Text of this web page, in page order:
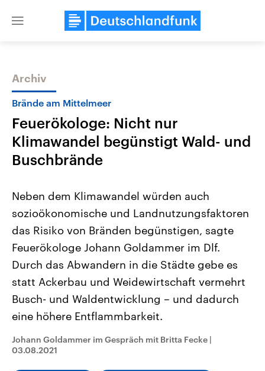
Close
Themen
2026
Alle Informationen
Sachsen-Anhalt wählt am 6.
September 2026 einen neuen
Landtag. Seit 2021 wird das
Bundesland von einer Koalition aus
Umfragen, Prognosen,
und Hintergründe zu den Parteien
und Kandidaten der anstehenden
Wahl.
Aktuelle Beiträge,
Hintergründe
Wirtschaftlich und
gehören die Vereinigten
den mächtigsten Ländern
mit großem Einfluss auf
aktuelle Weltgeschehen.
Sendungen Programm Podcasts
Archiv
Brände am Mittelmeer
Feuerökologe: Nicht nur
Klimawandel begünstigt Wald- und
Buschbrände
Neben dem Klimawandel würden auch
sozioökonomische und Landnutzungsfaktoren
das Risiko von Bränden begünstigen, sagte
Feuerökologe Johann Goldammer im Dlf.
Durch das Abwandern in die Städte gebe es
statt Ackerbau und Weidewirtschaft vermehrt
Busch- und Waldentwicklung – und dadurch
eine höhere Entflammbarkeit.
Johann Goldammer im Gespräch mit Britta Fecke |
03.08.2021